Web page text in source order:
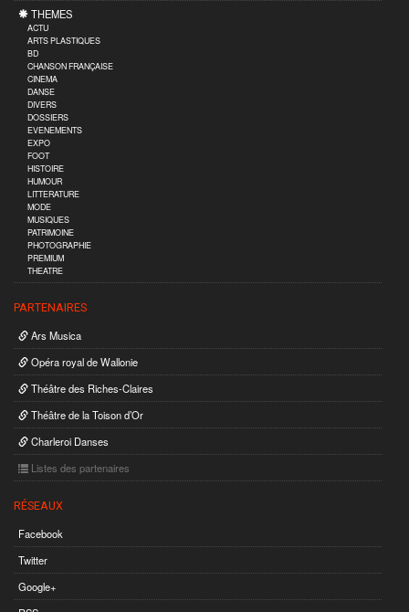
THEMES
ACTU
ARTS PLASTIQUES
BD
CHANSON FRANÇAISE
CINEMA
DANSE
DIVERS
DOSSIERS
EVENEMENTS
EXPO
FOOT
HISTOIRE
HUMOUR
LITTERATURE
MODE
MUSIQUES
PATRIMOINE
PHOTOGRAPHIE
PREMIUM
THEATRE
PARTENAIRES
Ars Musica
Opéra royal de Wallonie
Théâtre des Riches-Claires
Théâtre de la Toison d’Or
Charleroi Danses
Listes des partenaires
RÉSEAUX
Facebook
Twitter
Google+